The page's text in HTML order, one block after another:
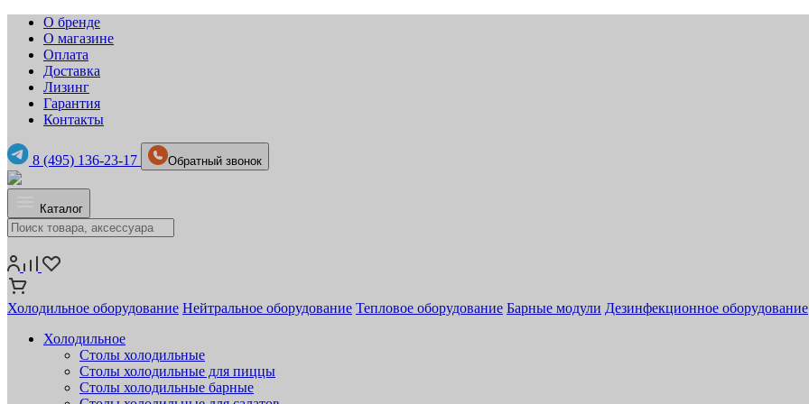
О бренде
О магазине
Оплата
Доставка
Лизинг
Гарантия
Контакты
8 (495) 136-23-17 Обратный звонок
Каталог
Холодильное оборудование Нейтральное оборудование Тепловое оборудование Барные модули Дезинфекционное оборудование
Холодильное
Столы холодильные
Столы холодильные для пиццы
Столы холодильные барные